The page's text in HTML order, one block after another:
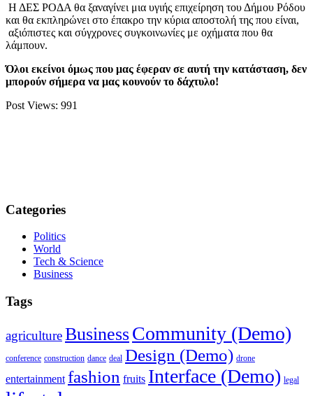
Η ΔΕΣ ΡΟΔΑ θα ξαναγίνει μια υγιής επιχείρηση του Δήμου Ρόδου
και θα εκπληρώνει στο έπακρο την κύρια αποστολή της που είναι,
αξιόπιστες και σύγχρονες συγκοινωνίες με οχήματα που θα
λάμπουν.
Όλοι εκείνοι όμως που μας έφεραν σε αυτή την κατάσταση, δεν
μπορούν σήμερα να μας κουνούν το δάχτυλο!
Post Views: 991
Categories
Politics
World
Tech & Science
Business
Tags
agricultureBusinessCommunity (Demo)
conference construction dance deal Design (Demo) drone
entertainment fashion fruits Interface (Demo) legal